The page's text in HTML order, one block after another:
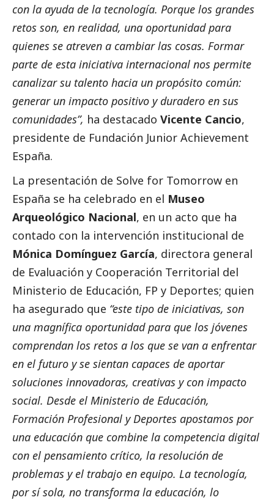
con la ayuda de la tecnología. Porque los grandes
retos son, en realidad, una oportunidad para
quienes se atreven a cambiar las cosas. Formar
parte de esta iniciativa internacional nos permite
canalizar su talento hacia un propósito común:
generar un impacto positivo y duradero en sus
comunidades”, ha destacado Vicente Cancio,
presidente de Fundación Junior Achievement
España.
La presentación de Solve for Tomorrow en
España se ha celebrado en el Museo
Arqueológico Nacional, en un acto que ha
contado con la intervención institucional de
Mónica Domínguez García, directora general
de Evaluación y Cooperación Territorial del
Ministerio de Educación, FP y Deportes; quien
ha asegurado que “este tipo de iniciativas, son
una magnífica oportunidad para que los jóvenes
comprendan los retos a los que se van a enfrentar
en el futuro y se sientan capaces de aportar
soluciones innovadoras, creativas y con impacto
social. Desde el Ministerio de Educación,
Formación Profesional y Deportes apostamos por
una educación que combine la competencia digital
con el pensamiento crítico, la resolución de
problemas y el trabajo en equipo. La tecnología,
por sí sola, no transforma la educación, lo